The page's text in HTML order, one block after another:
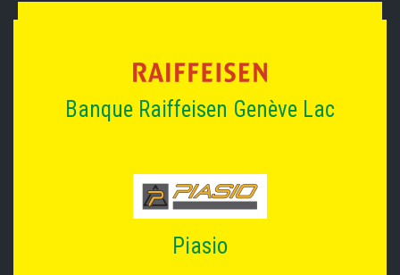
Banque Raiffeisen Genève Lac
Piasio